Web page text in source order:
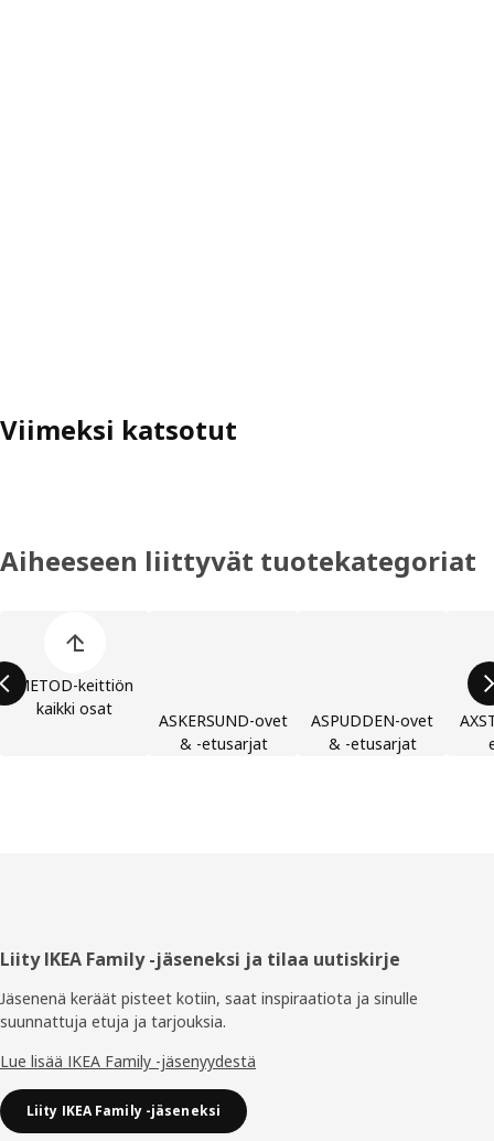
Viimeksi katsotut
Aiheeseen liittyvät tuotekategoriat
METOD-keittiön
kaikki osat
ASKERSUND-ovet
& -etusarjat
ASPUDDEN-ovet
& -etusarjat
Alatunniste
Liity IKEA Family -jäseneksi ja tilaa uutiskirje
Jäsenenä keräät pisteet kotiin, saat inspiraatiota ja sinulle
suunnattuja etuja ja tarjouksia.​
Lue lisää IKEA Family -jäsenyydestä
Liity IKEA Family -jäseneksi